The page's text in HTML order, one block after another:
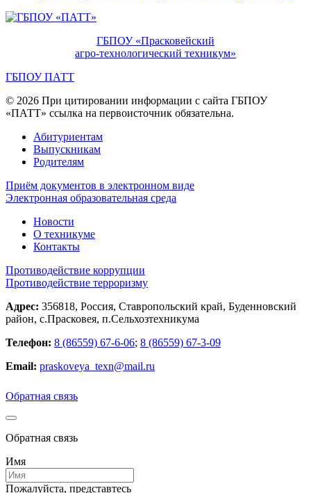
ГБПОУ «Прасковейский
агро-технологический техникум»
ГБПОУ ПАТТ
© 2026 При цитировании информации с сайта ГБПОУ
«ПАТТ» ссылка на первоисточник обязательна.
Абитуриентам
Выпускникам
Родителям
Приём документов в электронном виде
Электронная образовательная среда
Новости
О техникуме
Контакты
Противодействие коррупции
Противодействие терроризму
Адрес: 356818, Россия, Ставропольский край, Буденновский
район, с.Прасковея, п.Сельхозтехникума
Телефон: 8 (86559) 67-6-06; 8 (86559) 67-3-09
Email: praskoveya_texn@mail.ru
Обратная связь
Обратная связь
Имя
Пожалуйста, представтесь